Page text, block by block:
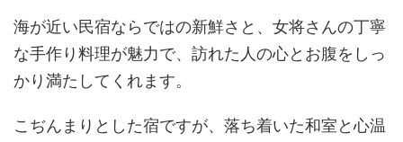
海が近い民宿ならではの新鮮さと、女将さんの丁寧
な手作り料理が魅力で、訪れた人の心とお腹をしっ
かり満たしてくれます。
こぢんまりとした宿ですが、落ち着いた和室と心温